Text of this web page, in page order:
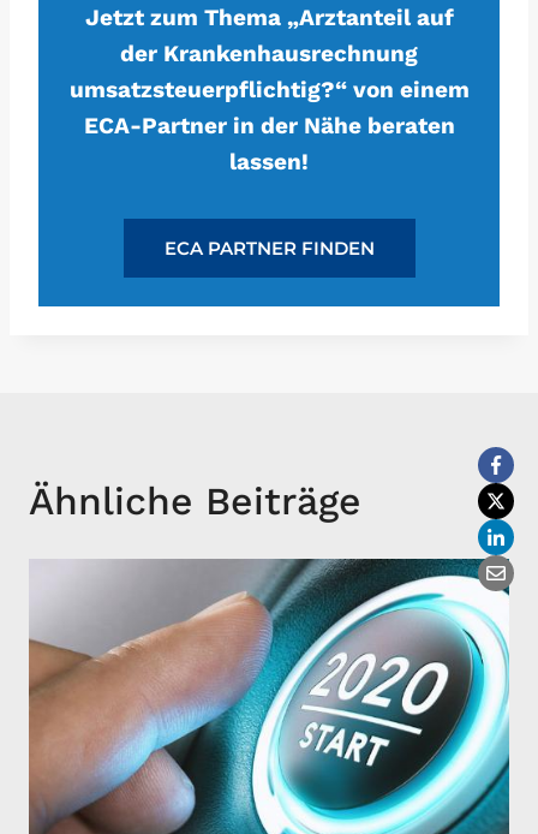
Jetzt zum Thema „Arztanteil auf
der Krankenhausrechnung
umsatzsteuerpflichtig?“ von einem
ECA-Partner in der Nähe beraten
lassen!
ECA PARTNER FINDEN
Ähnliche Beiträge